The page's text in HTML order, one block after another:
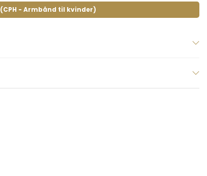
(CPH - Armbånd til kvinder)